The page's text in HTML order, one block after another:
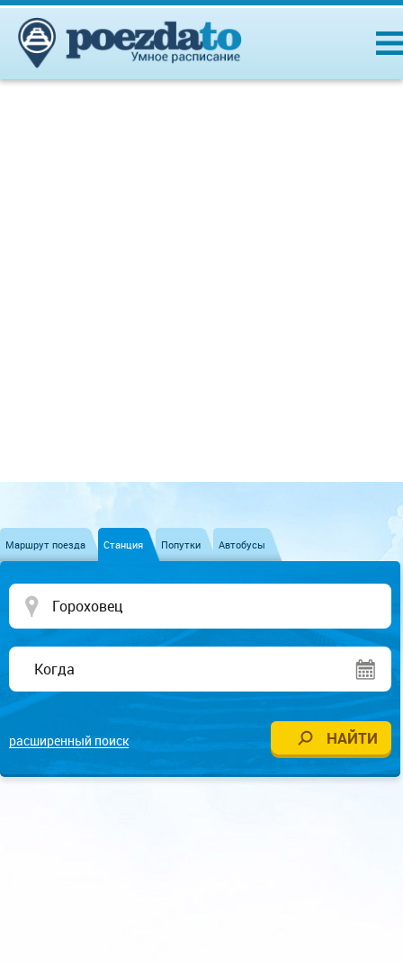
Маршрут поезда Станция Попутки Автобусы
расширенный поиск